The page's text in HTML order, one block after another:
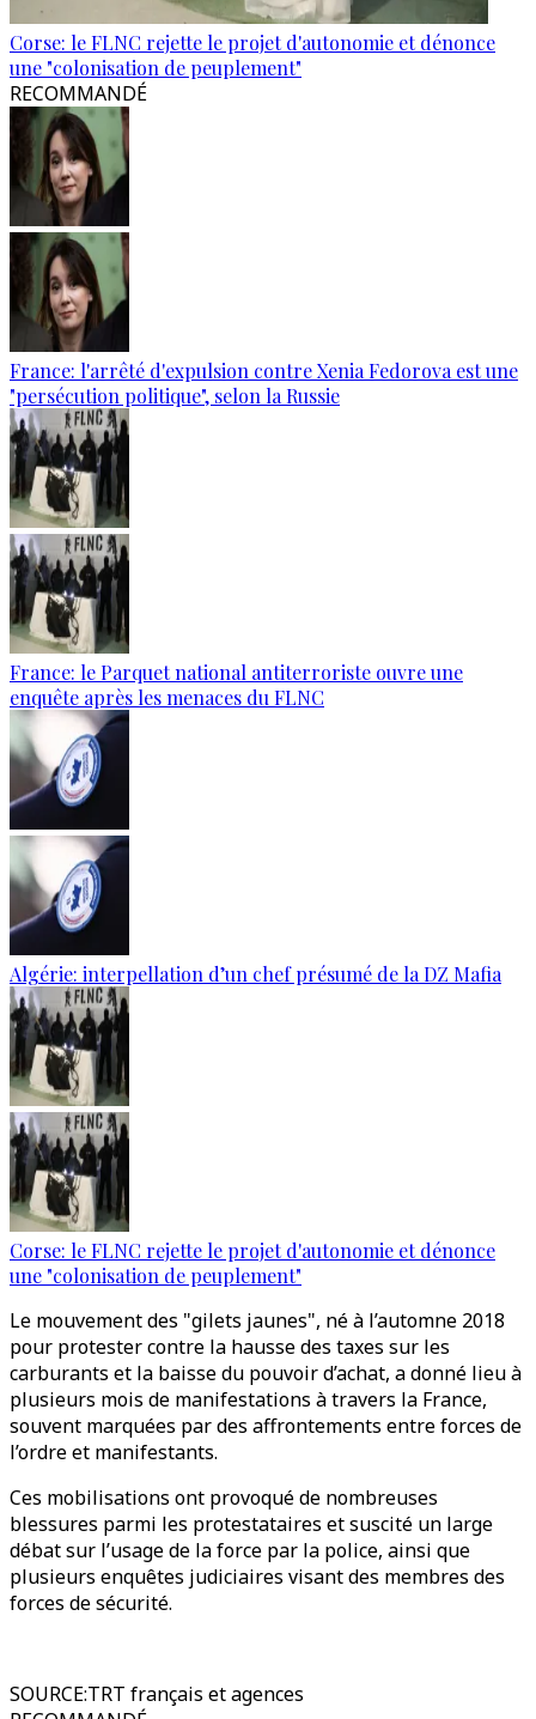
Corse: le FLNC rejette le projet d'autonomie et dénonce
une "colonisation de peuplement"
RECOMMANDÉ
France: l'arrêté d'expulsion contre Xenia Fedorova est une
"persécution politique", selon la Russie
France: le Parquet national antiterroriste ouvre une
enquête après les menaces du FLNC
Algérie: interpellation d’un chef présumé de la DZ Mafia
Corse: le FLNC rejette le projet d'autonomie et dénonce
une "colonisation de peuplement"
Le mouvement des "gilets jaunes", né à l’automne 2018
pour protester contre la hausse des taxes sur les
carburants et la baisse du pouvoir d’achat, a donné lieu à
plusieurs mois de manifestations à travers la France,
souvent marquées par des affrontements entre forces de
l’ordre et manifestants.
Ces mobilisations ont provoqué de nombreuses
blessures parmi les protestataires et suscité un large
débat sur l’usage de la force par la police, ainsi que
plusieurs enquêtes judiciaires visant des membres des
forces de sécurité.
SOURCE:TRT français et agences